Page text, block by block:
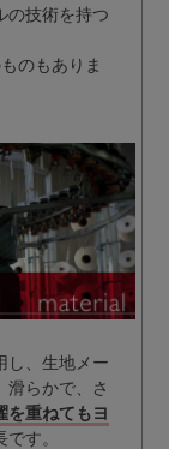
の技術を持つ
のもありま
し、生地メー
滑らかで、さ
を重ねてもヨ
す。